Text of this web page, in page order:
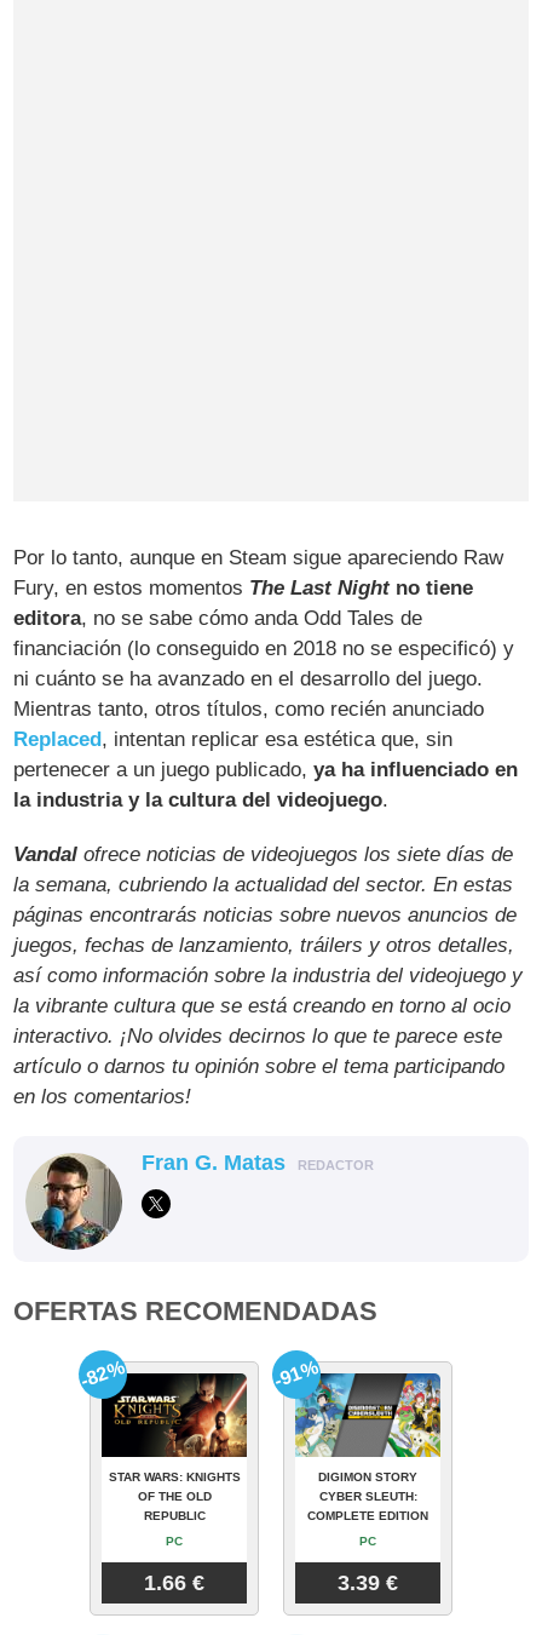
Por lo tanto, aunque en Steam sigue apareciendo Raw
Fury, en estos momentos The Last Nightno tiene
editora, no se sabe cómo anda Odd Tales de
financiación (lo conseguido en 2018 no se especificó) y
ni cuánto se ha avanzado en el desarrollo del juego.
Mientras tanto, otros títulos, como recién anunciado
Replaced, intentan replicar esa estética que, sin
pertenecer a un juego publicado,ya ha influenciado en
la industria y la cultura del videojuego.
Vandal ofrece noticias de videojuegos los siete días de
la semana, cubriendo la actualidad del sector. En estas
páginas encontrarás noticias sobre nuevos anuncios de
juegos, fechas de lanzamiento, tráilers y otros detalles,
así como información sobre la industria del videojuego y
la vibrante cultura que se está creando en torno al ocio
interactivo. ¡No olvides decirnos lo que te parece este
artículo o darnos tu opinión sobre el tema participando
en los comentarios!
Fran G. Matas REDACTOR
OFERTAS RECOMENDADAS
STAR WARS: KNIGHTS
OF THE OLD
REPUBLIC
PC
1.66 €
-82%
DIGIMON STORY
CYBER SLEUTH:
COMPLETE EDITION
PC
3.39 €
-91%